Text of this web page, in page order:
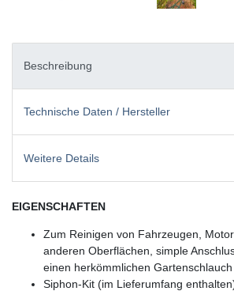
Beschreibung
Technische Daten / Hersteller
Weitere Details
EIGENSCHAFTEN
Zum Reinigen von Fahrzeugen,
anderen Oberflächen, simple
einen herkömmlichen Gartenschlauch
Siphon-Kit (im Lieferumfang